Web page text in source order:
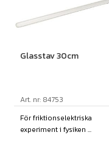
Glasstav 30cm
Art. nr: 84753
För friktionselektriska
experiment i fysiken ...